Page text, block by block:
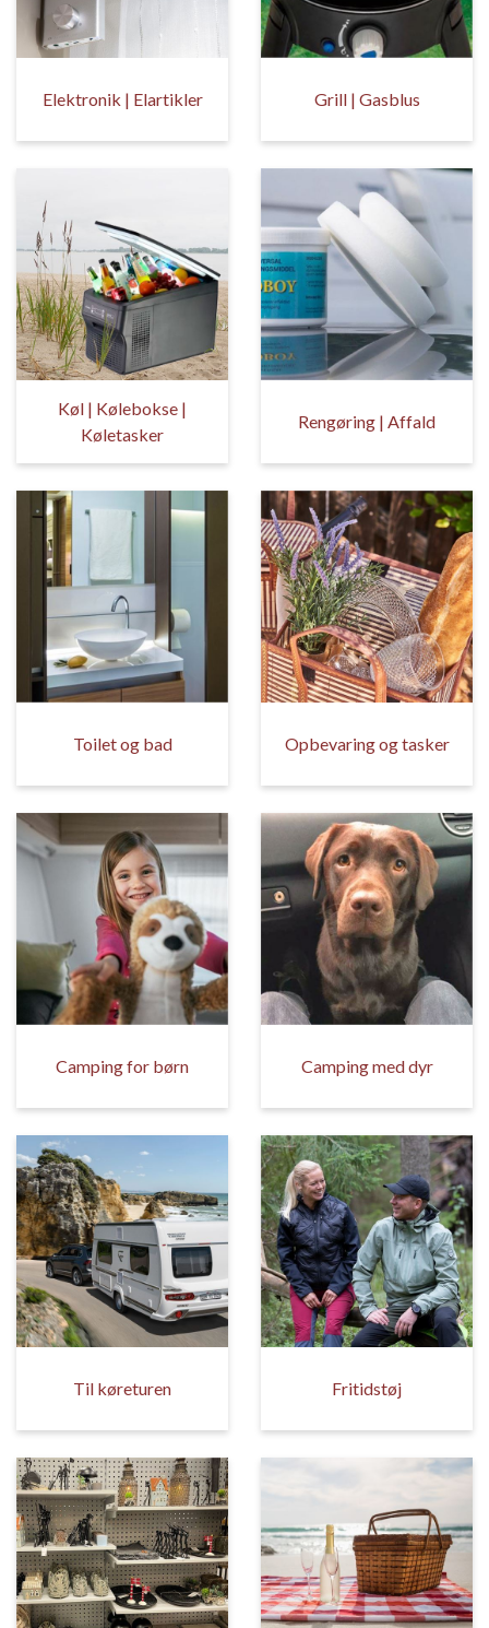
Elektronik | Elartikler Grill | Gasblus
Køl | Kølebokse |
Køletasker
Rengøring | Affald
Toilet og bad Opbevaring og tasker
Camping for børn Camping med dyr
Til køreturen Fritidstøj